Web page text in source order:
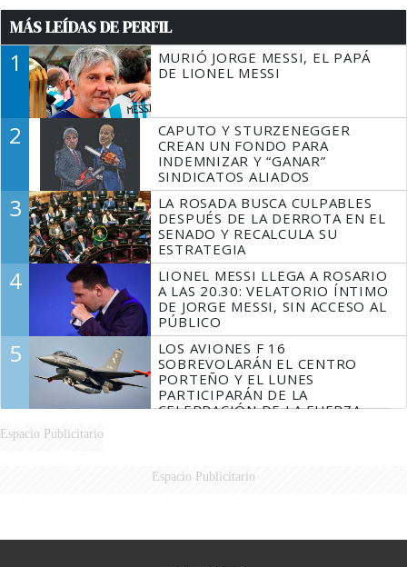
MÁS LEÍDAS DE PERFIL
1
MURIÓ JORGE MESSI, EL PAPÁ
DE LIONEL MESSI
2
CAPUTO Y STURZENEGGER
CREAN UN FONDO PARA
INDEMNIZAR Y “GANAR”
SINDICATOS ALIADOS
3
LA ROSADA BUSCA CULPABLES
DESPUÉS DE LA DERROTA EN EL
SENADO Y RECALCULA SU
ESTRATEGIA
4
LIONEL MESSI LLEGA A ROSARIO
A LAS 20.30: VELATORIO ÍNTIMO
DE JORGE MESSI, SIN ACCESO AL
PÚBLICO
5
LOS AVIONES F 16
SOBREVOLARÁN EL CENTRO
PORTEÑO Y EL LUNES
PARTICIPARÁN DE LA
CELEBRACIÓN DE LA FUERZA
Espacio Publicitario
Espacio Publicitario